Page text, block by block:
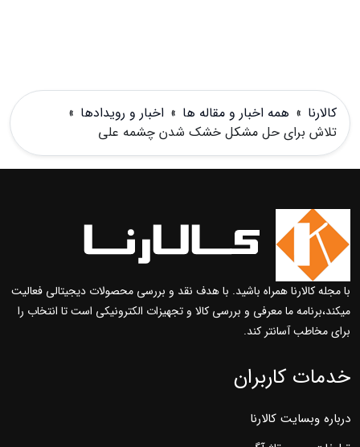
کالارنا » همه اخبار و مقاله ها » اخبار و رویدادها »
تلاش برای حل مشکل خشک شدن چشمه علی
با مجله کالارنا همراه باشید. با هدف نقد و بررسی محصولات دیجیتالی فعالیت
میکند،برنامه ما معرفی و بررسی کالا و تجهیزات الکترونیکی است تا انتخاب را
برای مخاطب آسانتر کند.
خدمات کاربران
درباره وبسایت کالارنا